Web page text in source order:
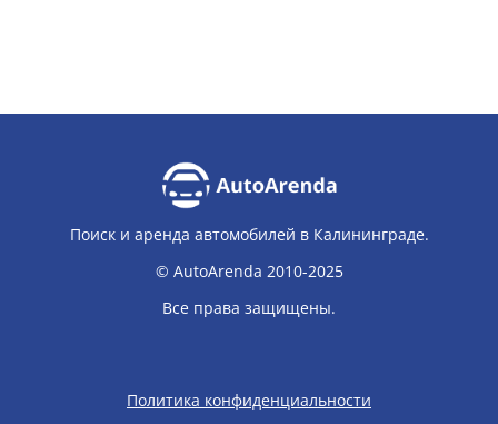
Поиск и аренда автомобилей в Калининграде.
© AutoArenda 2010-2025
Все права защищены.
Политика конфиденциальности